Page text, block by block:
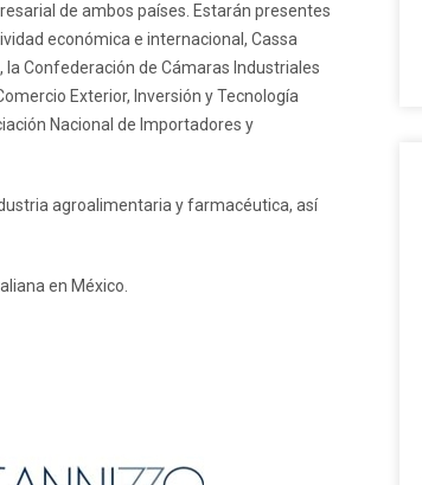
de ambos países. Estarán presentes
económica e internacional, Cassa
la Confederación de Cámaras Industriales
Exterior, Inversión y Tecnología
Nacional de Importadores y
agroalimentaria y farmacéutica, así
en México.